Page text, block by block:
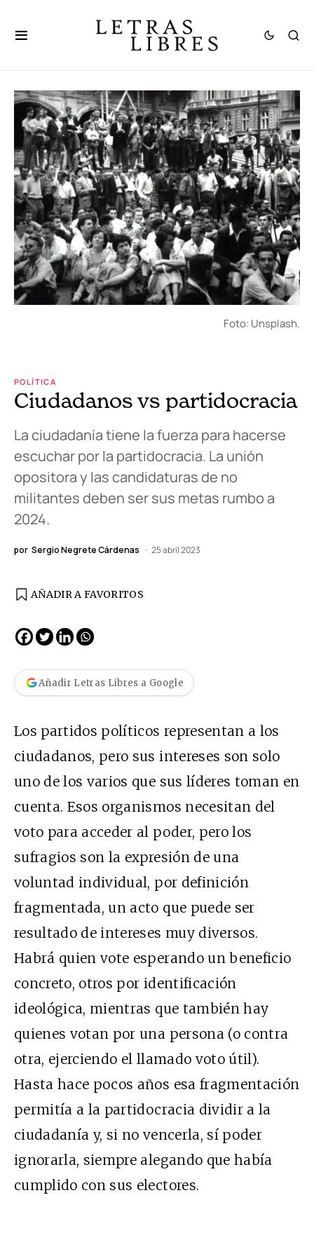
Foto: Unsplash.
POLÍTICA
Ciudadanos vs partidocracia
La ciudadanía tiene la fuerza para hacerse
escuchar por la partidocracia. La unión
opositora y las candidaturas de no
militantes deben ser sus metas rumbo a
2024.
por Sergio Negrete Cárdenas 25 abril 2023
AÑADIR A FAVORITOS
Añadir Letras Libres a Google
Los partidos políticos representan a los
ciudadanos, pero sus intereses son solo
uno de los varios que sus líderes toman en
cuenta. Esos organismos necesitan del
voto para acceder al poder, pero los
sufragios son la expresión de una
voluntad individual, por definición
fragmentada, un acto que puede ser
resultado de intereses muy diversos.
Habrá quien vote esperando un beneficio
concreto, otros por identificación
ideológica, mientras que también hay
quienes votan por una persona (o contra
otra, ejerciendo el llamado voto útil).
Hasta hace pocos años esa fragmentación
permitía a la partidocracia dividir a la
ciudadanía y, si no vencerla, sí poder
ignorarla, siempre alegando que había
cumplido con sus electores.